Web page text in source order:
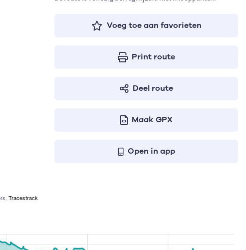
Tracestrack
Voeg toe aan favorieten
Print route
Deel route
Maak GPX
Open in app